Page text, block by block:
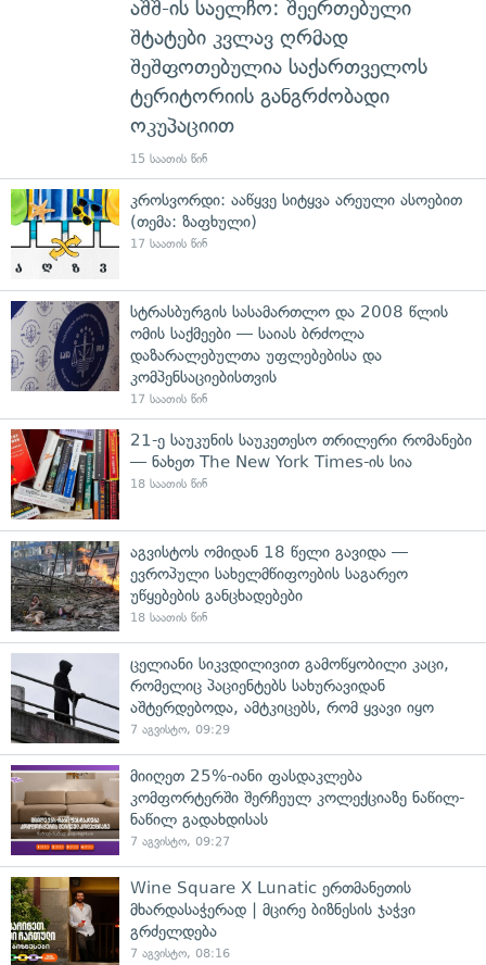
აშშ-ის საელჩო: შეერთებული
შტატები კვლავ ღრმად
შეშფოთებულია საქართველოს
ტერიტორიის განგრძობადი
ოკუპაციით
15 საათის წინ
კროსვორდი: ააწყვე სიტყვა არეული ასოებით
(თემა: ზაფხული)
17 საათის წინ
სტრასბურგის სასამართლო და 2008 წლის
ომის საქმეები — საიას ბრძოლა
დაზარალებულთა უფლებებისა და
კომპენსაციებისთვის
17 საათის წინ
21-ე საუკუნის საუკეთესო თრილერი რომანები
— ნახეთ The New York Times-ის სია
18 საათის წინ
აგვისტოს ომიდან 18 წელი გავიდა —
ევროპული სახელმწიფოების საგარეო
უწყებების განცხადებები
18 საათის წინ
ცელიანი სიკვდილივით გამოწყობილი კაცი,
რომელიც პაციენტებს სახურავიდან
აშტერდებოდა, ამტკიცებს, რომ ყვავი იყო
7 აგვისტო, 09:29
მიიღეთ 25%-იანი ფასდაკლება
კომფორტერში შერჩეულ კოლექციაზე ნაწილ-
ნაწილ გადახდისას
7 აგვისტო, 09:27
Wine Square X Lunatic ერთმანეთის
მხარდასაჭერად | მცირე ბიზნესის ჯაჭვი
გრძელდება
7 აგვისტო, 08:16